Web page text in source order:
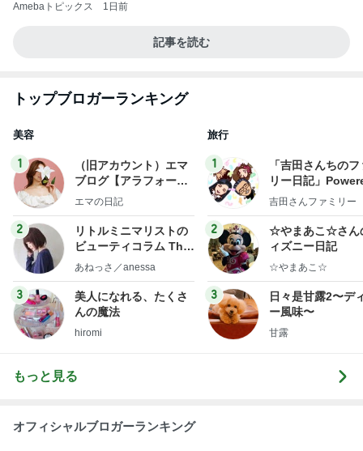
Amebaトピックス 1日前
記事を読む
トップブロガーランキング
美容
1
（旧アカウント）エマ
ブログ【アラフォー会
社売却セカンドライ
エマの日記
2
リトルミニマリストの
ビューティコラム The
little minimalist's bea
あねっさ／anessa
3
美人になれる、たくさ
んの魔法
hiromi
旅行
1
「吉田さんちの
リー日記」
y Ameba 吉田さ
ログ
吉田さんファミリー
2
☆やまあこ☆さん
ィズニー日記
☆やまあこ☆
3
日々是甘露2〜デ
ー風味〜
甘露
もっと見る
オフィシャルブロガーランキング